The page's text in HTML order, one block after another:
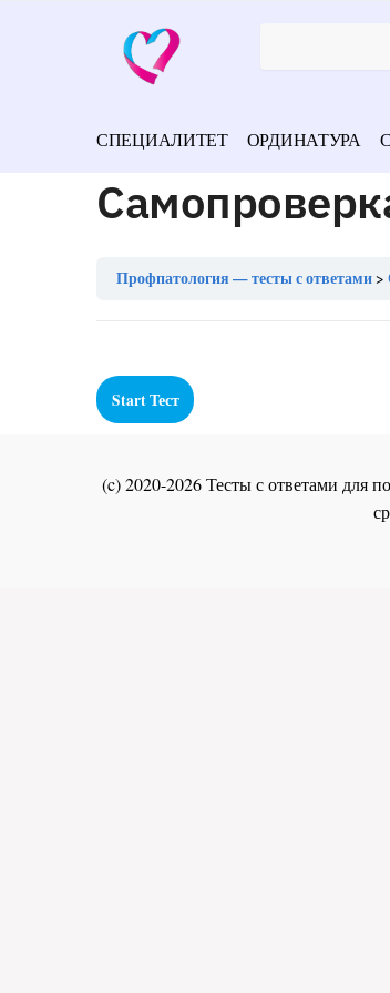
СПЕЦИАЛИТЕТ ОРДИНАТУРА
Профпатология — тесты с ответами
(c) 2020-2026 Тесты с ответами для